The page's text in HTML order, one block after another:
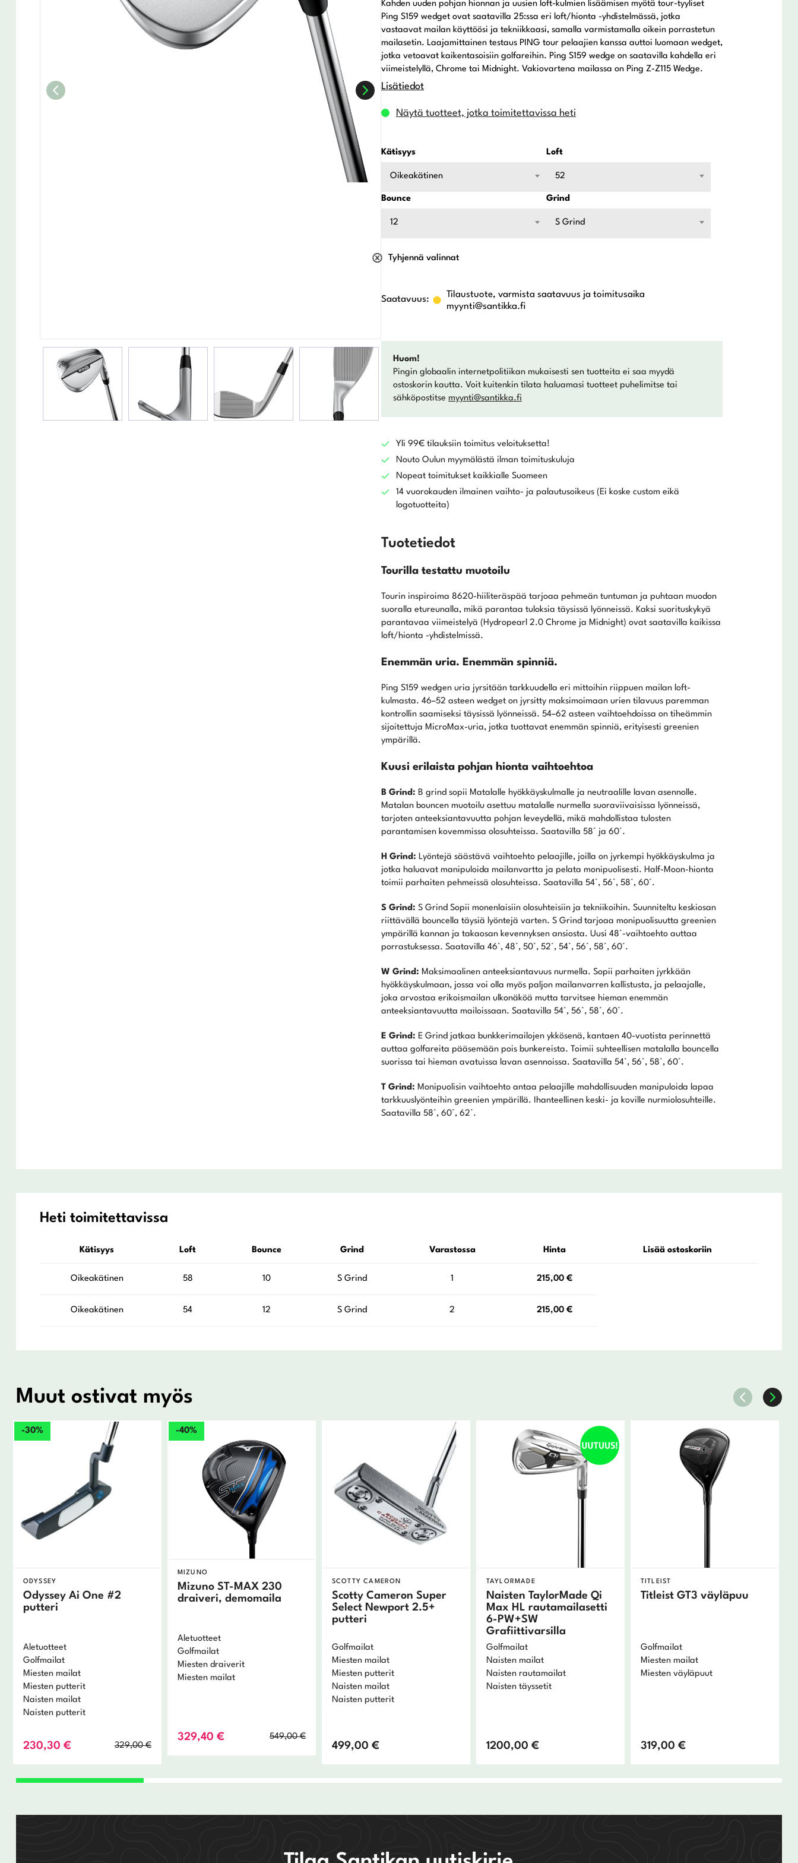
Naisten täyssetit
Naisten aloittelijan setit
Kahden uuden pohjan hionnan ja uusien loft-kulmien lisäämisen myötä tour-tyyliset
Ping S159 wedget ovat saatavilla 25:ssa eri loft/hionta -yhdistelmässä, jotka
vastaavat mailan käyttöösi ja tekniikkaasi, samalla varmistamalla oikein porrastetun
mailasetin. Laajamittainen testaus PING tour pelaajien kanssa auttoi luomaan wedget,
jotka vetoavat kaikentasoisiin golfareihin. Ping S159 wedge on saatavilla kahdella eri
viimeistelyllä, Chrome tai Midnight. Vakiovartena mailassa on Ping Z-Z115 Wedge.
Lisätiedot
Näytä tuotteet, jotka toimitettavissa heti
Kätisyys
Oikeakätinen
Loft
52
Bounce
12
Grind
S Grind
Tyhjennä valinnat
Tilaustuote, varmista saatavuus ja toimitusaika
myynti@santikka.fi
Huom!
Pingin globaalin internetpolitiikan mukaisesti sen tuotteita ei saa myydä
ostoskorin kautta. Voit kuitenkin tilata haluamasi tuotteet puhelimitse tai
sähköpostitse myynti@santikka.fi
Yli 99€ tilauksiin toimitus veloituksetta!
Nouto Oulun myymälästä ilman toimituskuluja
Nopeat toimitukset kaikkialle Suomeen
14 vuorokauden ilmainen vaihto- ja palautusoikeus (Ei koske custom eikä
logotuotteita)
Tuotetiedot
Tourilla testattu muotoilu
Tourin inspiroima 8620-hiiliteräspää tarjoaa pehmeän tuntuman ja puhtaan muodon
suoralla etureunalla, mikä parantaa tuloksia täysissä lyönneissä. Kaksi suorituskykyä
parantavaa viimeistelyä (Hydropearl 2.0 Chrome ja Midnight) ovat saatavilla kaikissa
loft/hionta -yhdistelmissä.
Enemmän uria. Enemmän spinniä.
Ping S159 wedgen uria jyrsitään tarkkuudella eri mittoihin riippuen mailan loft-
kulmasta. 46–52 asteen wedget on jyrsitty maksimoimaan urien tilavuus paremman
kontrollin saamiseksi täysissä lyönneissä. 54–62 asteen vaihtoehdoissa on tiheämmin
sijoitettuja MicroMax-uria, jotka tuottavat enemmän spinniä, erityisesti greenien
ympärillä.
Kuusi erilaista pohjan hionta vaihtoehtoa
B Grind: B grind sopii Matalalle hyökkäyskulmalle ja neutraalille lavan asennolle.
Matalan bouncen muotoilu asettuu matalalle nurmella suoraviivaisissa lyönneissä,
tarjoten anteeksiantavuutta pohjan leveydellä, mikä mahdollistaa tulosten
parantamisen kovemmissa olosuhteissa. Saatavilla 58° ja 60°.
H Grind: Lyöntejä säästävä vaihtoehto pelaajille, joilla on jyrkempi hyökkäyskulma ja
jotka haluavat manipuloida mailanvartta ja pelata monipuolisesti. Half-Moon-hionta
toimii parhaiten pehmeissä olosuhteissa. Saatavilla 54°, 56°, 58°, 60°.
S Grind: S Grind Sopii monenlaisiin olosuhteisiin ja tekniikoihin. Suunniteltu keskiosan
riittävällä bouncella täysiä lyöntejä varten. S Grind tarjoaa monipuolisuutta greenien
ympärillä kannan ja takaosan kevennyksen ansiosta. Uusi 48°-vaihtoehto auttaa
porrastuksessa. Saatavilla 46°, 48°, 50°, 52°, 54°, 56°, 58°, 60°.
W Grind: Maksimaalinen anteeksiantavuus nurmella. Sopii parhaiten jyrkkään
hyökkäyskulmaan, jossa voi olla myös paljon mailanvarren kallistusta, ja pelaajalle,
joka arvostaa erikoismailan ulkonäköä mutta tarvitsee hieman enemmän
anteeksiantavuutta mailoissaan. Saatavilla 54°, 56°, 58°, 60°.
E Grind: E Grind jatkaa bunkkerimailojen ykkösenä, kantaen 40-vuotista perinnettä
auttaa golfareita pääsemään pois bunkereista. Toimii suhteellisen matalalla bouncella
suorissa tai hieman avatuissa lavan asennoissa. Saatavilla 54°, 56°, 58°, 60°.
T Grind: Monipuolisin vaihtoehto antaa pelaajille mahdollisuuden manipuloida lapaa
tarkkuuslyönteihin greenien ympärillä. Ihanteellinen keski- ja koville nurmiolosuhteille.
Saatavilla 58°, 60°, 62°.
Heti toimitettavissa
Kätisyys Loft Bounce Grind Varastossa Hinta Lisää ostoskoriin
Oikeakätinen 58 10 S Grind 1 215,00 €
Oikeakätinen 54 12 S Grind 2 215,00 €
Muut ostivat myös
-30%
ODYSSEY
Odyssey Ai One #2
putteri
Aletuotteet
Golfmailat
Miesten mailat
Miesten putterit
Naisten mailat
Naisten putterit
329,00€Alkuperäinen
230,30 €
Nykyinen
-40%
MIZUNO
Mizuno ST-MAX 230
draiveri, demomaila
Aletuotteet
Golfmailat
Miesten draiverit
Miesten mailat
549,00€Alkuperäinen
329,40 €
Nykyinen
SCOTTY CAMERON
Scotty Cameron Super
Select Newport 2.5+
putteri
Golfmailat
Miesten mailat
Miesten putterit
Naisten mailat
Naisten putterit
499,00 €
TAYLORMADE
Naisten TaylorMade Qi
Max HL rautamailasetti
6-PW+SW
Grafiittivarsilla
Golfmailat
Naisten mailat
Naisten rautamailat
Naisten täyssetit
1200,00 €
TITLEIST
Titleist GT3 väyläpuu
Golfmailat
Miesten mailat
Miesten väyläpuut
319,00 €